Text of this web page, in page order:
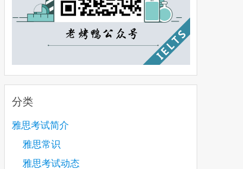
分类
雅思考试简介
雅思常识
雅思考试动态